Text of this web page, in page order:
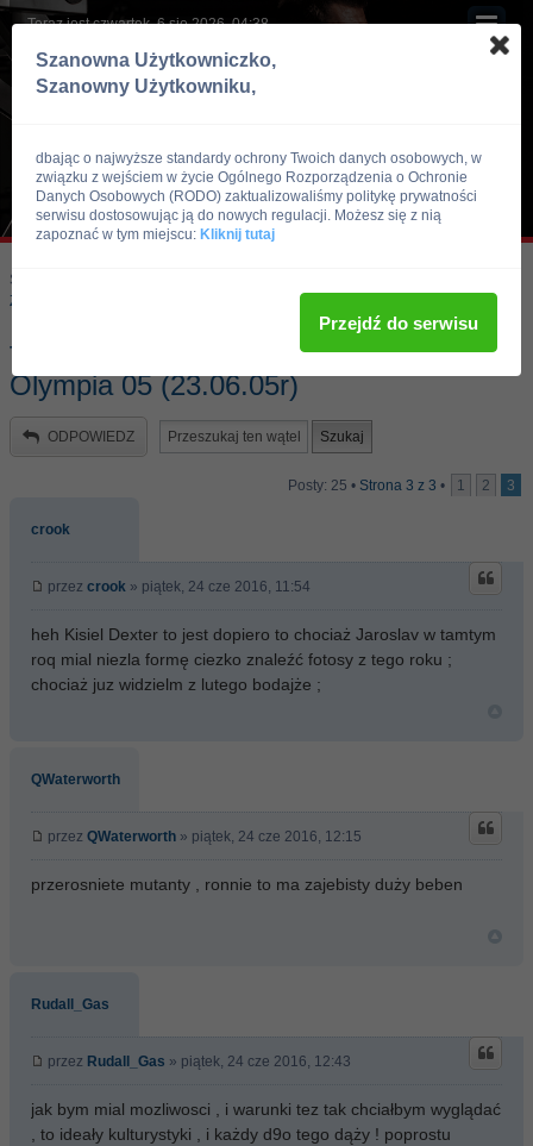
Teraz jest czwartek, 6 sie 2026, 04:38
Skocz do:
Zawody, imprezy kulturystyczne, zawodnicy
forma Jay'a i Ronniego przed Mr
Olympia 05 (23.06.05r)
ODPOWIEDZ
Posty: 25 • Strona 3 z 3 • 1 2 3
crook
przez crook » piątek, 24 cze 2016, 11:54
heh Kisiel Dexter to jest dopiero to chociaż Jaroslav w tamtym
roq mial niezla formę ciezko znaleźć fotosy z tego roku ;
chociaż juz widzielm z lutego bodajże ;
QWaterworth
przez QWaterworth » piątek, 24 cze 2016, 12:15
przerosniete mutanty , ronnie to ma zajebisty duży beben
Rudall_Gas
przez Rudall_Gas » piątek, 24 cze 2016, 12:43
jak bym mial mozliwosci , i warunki tez tak chciałbym wyglądać
, to ideały kulturystyki , i każdy d9o tego dąży ! poprostu
Szanowna Użytkowniczko,
Szanowny Użytkowniku,
dbając o najwyższe standardy ochrony Twoich danych osobowych, w
związku z wejściem w życie Ogólnego Rozporządzenia o Ochronie
Danych Osobowych (RODO) zaktualizowaliśmy politykę prywatności
serwisu dostosowując ją do nowych regulacji. Możesz się z nią
zapoznać w tym miejscu: Kliknij tutaj
Przejdź do serwisu